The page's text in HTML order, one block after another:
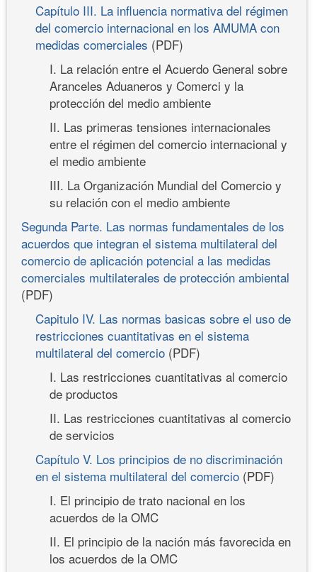
Capítulo III. La influencia normativa del régimen
del comercio internacional en los AMUMA con
medidas comerciales (PDF)
I. La relación entre el Acuerdo General sobre
Aranceles Aduaneros y Comerci y la
protección del medio ambiente
II. Las primeras tensiones internacionales
entre el régimen del comercio internacional y
el medio ambiente
III. La Organización Mundial del Comercio y
su relación con el medio ambiente
Segunda Parte. Las normas fundamentales de los
acuerdos que integran el sistema multilateral del
comercio de aplicación potencial a las medidas
comerciales multilaterales de protección ambiental
(PDF)
Capitulo IV. Las normas basicas sobre el uso de
restricciones cuantitativas en el sistema
multilateral del comercio (PDF)
I. Las restricciones cuantitativas al comercio
de productos
II. Las restricciones cuantitativas al comercio
de servicios
Capítulo V. Los principios de no discriminación
en el sistema multilateral del comercio (PDF)
I. El principio de trato nacional en los
acuerdos de la OMC
II. El principio de la nación más favorecida en
los acuerdos de la OMC